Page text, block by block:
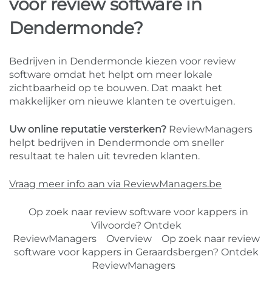
voor review software in
Dendermonde?
Bedrijven in Dendermonde kiezen voor review
software omdat het helpt om meer lokale
zichtbaarheid op te bouwen. Dat maakt het
makkelijker om nieuwe klanten te overtuigen.
Uw online reputatie versterken? ReviewManagers
helpt bedrijven in Dendermonde om sneller
resultaat te halen uit tevreden klanten.
Vraag meer info aan via ReviewManagers.be
Op zoek naar review software voor kappers in
Vilvoorde? Ontdek
ReviewManagers
Overview
Op zoek naar review
software voor kappers in Geraardsbergen? Ontdek
ReviewManagers